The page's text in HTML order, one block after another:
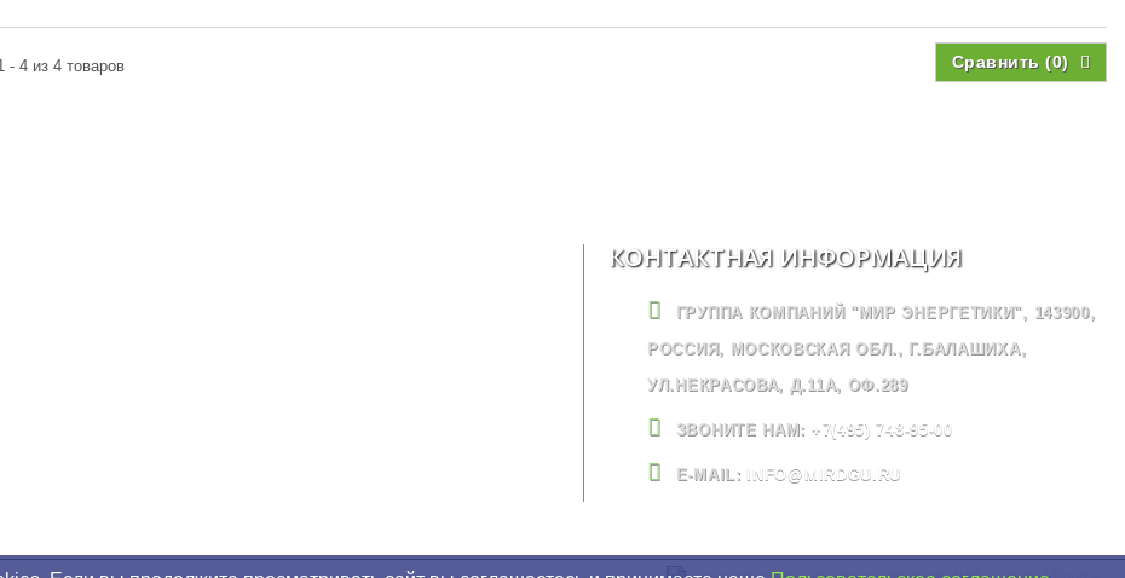
Сравнить (0)
- 4 из 4 товаров
КОНТАКТНАЯ ИНФОРМАЦИЯ
ГРУППА КОМПАНИЙ "МИР ЭНЕРГЕТИКИ", 143900,
РОССИЯ, МОСКОВСКАЯ ОБЛ., Г.БАЛАШИХА,
УЛ.НЕКРАСОВА, Д.11А, ОФ.289
ЗВОНИТЕ НАМ: +7(495) 748-95-00
E-MAIL: INFO@MIRDGU.RU